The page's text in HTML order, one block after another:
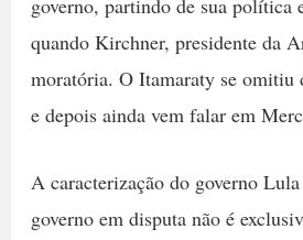
quando Kirchner, presidente da
moratória. O Itamaraty se
e depois ainda vem falar em
A caracterização do governo
governo em disputa não é